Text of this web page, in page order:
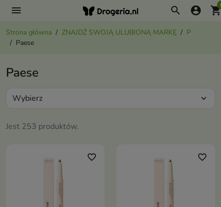
menu search account_circle
Strona główna ZNAJDŹ SWOJĄ ULUBIONĄ MARKĘ
P
Paese
Paese
Jest 253 produktów.
Wybierz expand_more
favorite_border favorite_border